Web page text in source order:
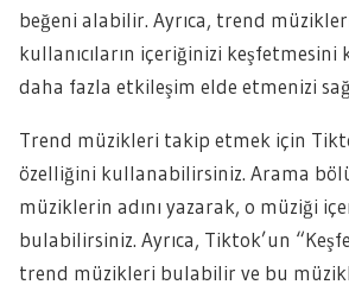
beğeni alabilir. Ayrıca, trend
kullanıcıların içeriğinizi keşfetmesini
daha fazla etkileşim elde etmenizi
Trend müzikleri takip etmek için
özelliğini kullanabilirsiniz. Arama
müziklerin adını yazarak, o müziği
bulabilirsiniz. Ayrıca, Tiktok’un
trend müzikleri bulabilir ve bu